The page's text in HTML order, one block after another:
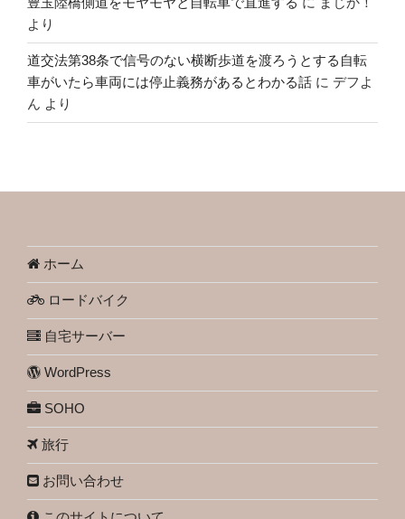
より
道交法第38条で信号のない横断歩道を渡ろうとする自転
車がいたら車両には停止義務があるとわかる話 に デフよ
ん より
ホーム
ロードバイク
自宅サーバー
WordPress
SOHO
旅行
お問い合わせ